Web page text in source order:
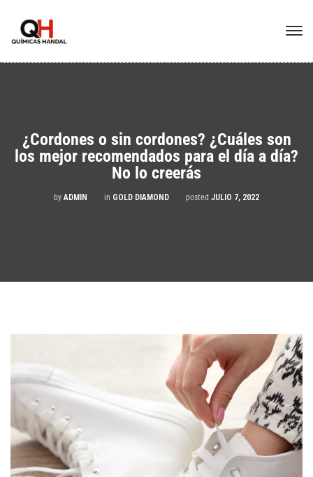
¿Cordones o sin cordones? ¿Cuáles son
los mejor recomendados para el día a día?
No lo creerás
by ADMIN in GOLD DIAMOND posted JULIO 7, 2022